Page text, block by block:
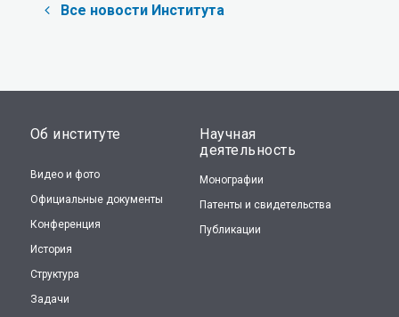
Все новости Института
Об институте
Видео и фото
Официальные документы
Конференция
История
Структура
Задачи
Научная
деятельность
Монографии
Патенты и свидетельства
Публикации